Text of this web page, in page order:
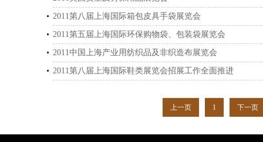
2011第八届上海国际箱包皮具手袋展览会
2011第五届上海国际环保购物袋、包装袋展览会
2011中国上海产业用纺织品及非织造布展览会
2011第八届上海国际鞋类展览会招展工作全面推进
上一页 1 下一页